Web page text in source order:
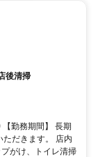
後清掃
勤務期間】 長期
だきます。 店内
がけ、トイレ清掃